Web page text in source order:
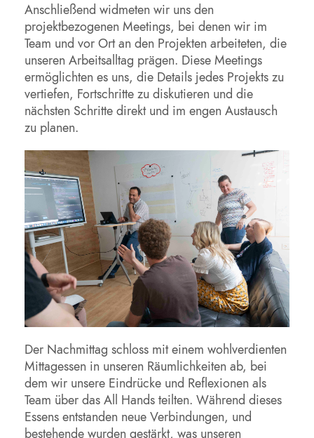
Anschließend widmeten wir uns den
projektbezogenen Meetings, bei denen wir im
Team und vor Ort an den Projekten arbeiteten, die
unseren Arbeitsalltag prägen. Diese Meetings
ermöglichten es uns, die Details jedes Projekts zu
vertiefen, Fortschritte zu diskutieren und die
nächsten Schritte direkt und im engen Austausch
zu planen.
Der Nachmittag schloss mit einem wohlverdienten
Mittagessen in unseren Räumlichkeiten ab, bei
dem wir unsere Eindrücke und Reflexionen als
Team über das All Hands teilten. Während dieses
Essens entstanden neue Verbindungen, und
bestehende wurden gestärkt, was unseren